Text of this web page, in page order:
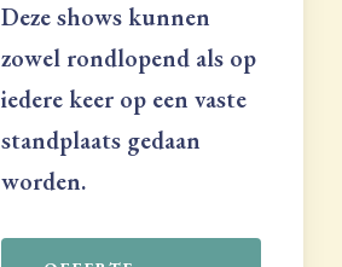
Deze shows kunnen
zowel rondlopend als op
iedere keer op een vaste
standplaats gedaan
worden.